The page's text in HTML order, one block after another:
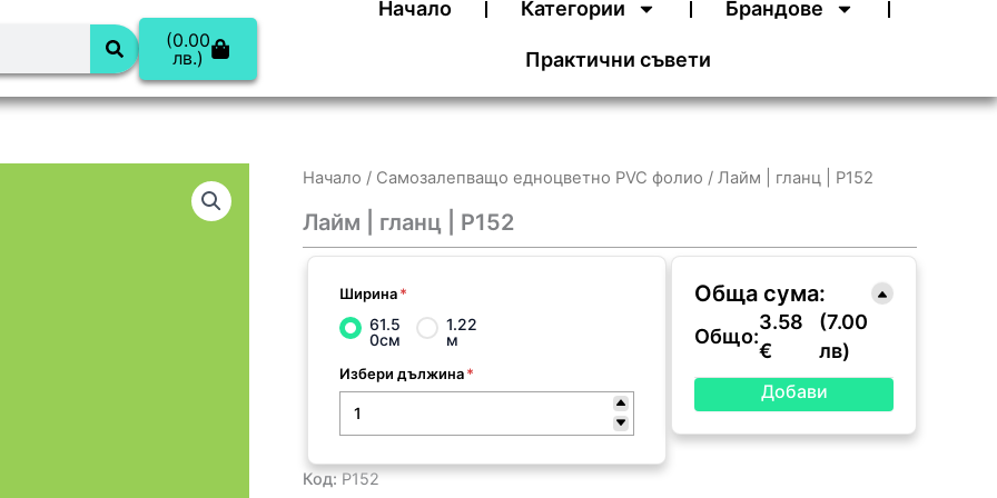
(0.00
лв.) Cart
Начало Категории Брандове
Практични съвети
Начало / Самозалепващо едноцветно PVC фолио / Лайм | гланц | P152
Лайм | гланц | P152
Ширина*
61.5
0см
1.22
м
Избери дължина*
Обща сума:
Общо:
3.58
€
(7.00
лв)
Код: P152